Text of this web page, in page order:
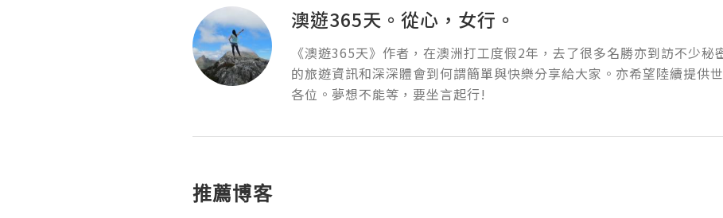
澳遊365天。從心，女行。
《澳遊365天》作者，在澳洲打工度假2年，去了很多名勝亦到訪不少秘
的旅遊資訊和深深體會到何謂簡單與快樂分享給大家。亦希望陸續提供
各位。夢想不能等，要坐言起行!
推薦博客